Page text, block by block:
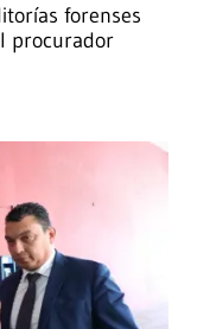
forenses
procurador